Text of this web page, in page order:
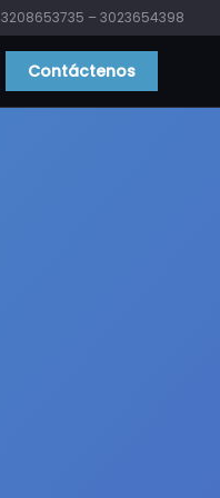
3208653735 – 3023654398
Contáctenos